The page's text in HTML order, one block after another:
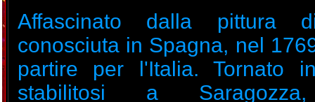
Affascinato dalla pittura
conosciuta in Spagna, nel
partire per l'Italia. Tornato
stabilitosi a